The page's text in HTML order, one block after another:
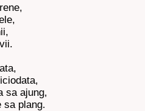
sa ajung,
sa plang.